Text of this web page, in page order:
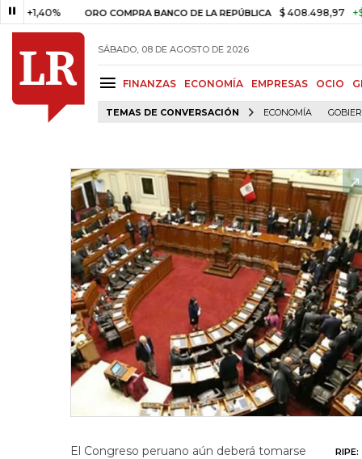
ORO COMPRA BANCO DE LA REPÚBLICA $ 408.498,97 +$
SÁBADO, 08 DE AGOSTO DE 2026
FINANZAS ECONOMÍA EMPRESAS OCIO
TEMAS DE CONVERSACIÓN ECONOMÍA
El Congreso peruano aún deberá tomarse
RIPE: